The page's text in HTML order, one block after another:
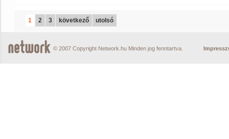
1 2 3 következő utolsó
© 2007 Copyright Network.hu Minden jog fenntartva.